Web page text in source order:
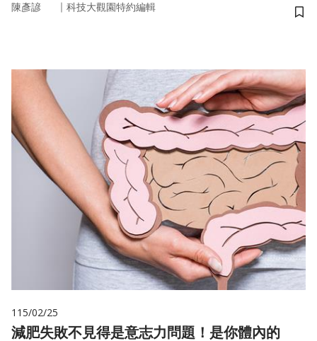
陳彥諺 ｜ 科技大觀園特約編輯
儲
115/02/25
減肥失敗不見得是意志力問題！是你體內的